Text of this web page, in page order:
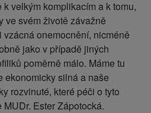
velkým komplikacím a k tomu,
ve svém životě závažně
onemocnění, nicméně
jako v případě jiných
poměrně málo. Máme tu
ekonomicky silná a naše
rozvinuté, které péči o tyto
Ester Zápotocká.